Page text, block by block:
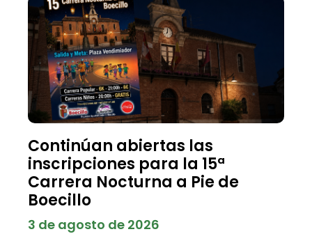
Continúan abiertas las
inscripciones para la 15ª
Carrera Nocturna a Pie de
Boecillo
3 de agosto de 2026